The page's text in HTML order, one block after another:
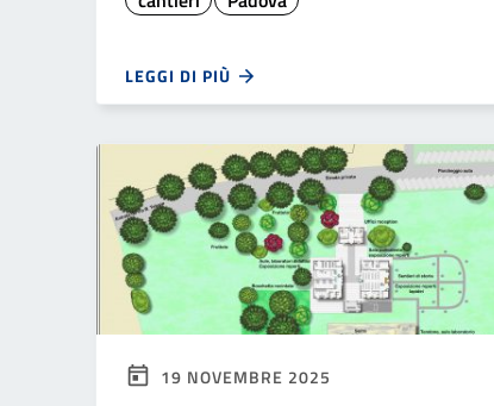
LEGGI DI PIÙ
19 NOVEMBRE 2025